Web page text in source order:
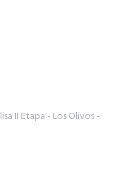
II Etapa - Los Olivos -